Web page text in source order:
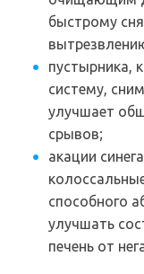
быстрому
пустырника,
систему,
улучшает
срывов;
акации
способного
улучшать
печень от